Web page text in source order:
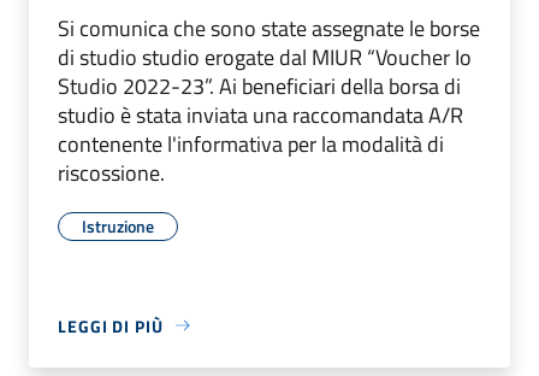
Si comunica che sono state assegnate le borse
di studio studio erogate dal MIUR “Voucher Io
Studio 2022-23”. Ai beneficiari della borsa di
studio è stata inviata una raccomandata A/R
contenente l'informativa per la modalità di
riscossione.
Istruzione
LEGGI DI PIÙ